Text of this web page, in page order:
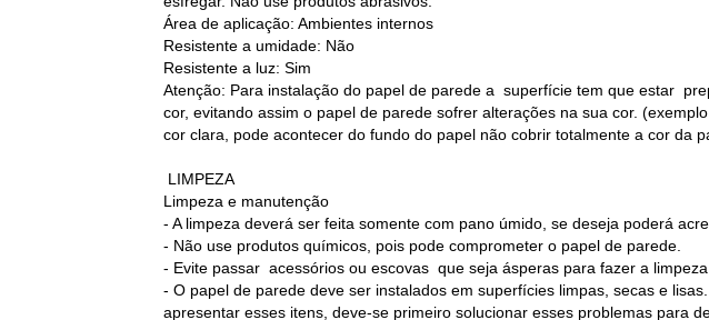
Área de aplicação: Ambientes internos
Resistente a umidade: Não
Resistente a luz: Sim
Atenção: Para instalação do papel de parede a superfície tem que estar
cor, evitando assim o papel de parede sofrer alterações na sua cor.
cor clara, pode acontecer do fundo do papel não cobrir totalmente a cor da
LIMPEZA
Limpeza e manutenção
- A limpeza deverá ser feita somente com pano úmido, se deseja poderá
- Não use produtos químicos, pois pode comprometer o papel de parede.
- Evite passar acessórios ou escovas que seja ásperas para fazer a
- O papel de parede deve ser instalados em superfícies limpas, secas e
apresentar esses itens, deve-se primeiro solucionar esses problemas para